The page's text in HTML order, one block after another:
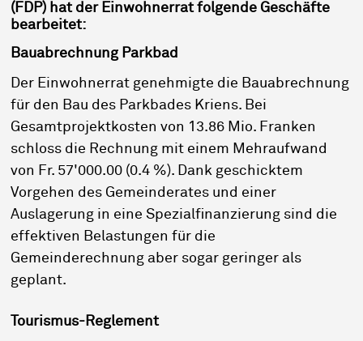
(FDP) hat der Einwohnerrat folgende Geschäfte
bearbeitet:
Bauabrechnung Parkbad
Der Einwohnerrat genehmigte die Bauabrechnung
für den Bau des Parkbades Kriens. Bei
Gesamtprojektkosten von 13.86 Mio. Franken
schloss die Rechnung mit einem Mehraufwand
von Fr. 57'000.00 (0.4 %). Dank geschicktem
Vorgehen des Gemeinderates und einer
Auslagerung in eine Spezialfinanzierung sind die
effektiven Belastungen für die
Gemeinderechnung aber sogar geringer als
geplant.
Tourismus-Reglement